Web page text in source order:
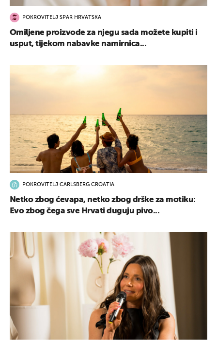
POKROVITELJ SPAR HRVATSKA
Omiljene proizvode za njegu sada možete kupiti i
usput, tijekom nabavke namirnica...
POKROVITELJ CARLSBERG CROATIA
Netko zbog ćevapa, netko zbog drške za motiku:
Evo zbog čega sve Hrvati duguju pivo...